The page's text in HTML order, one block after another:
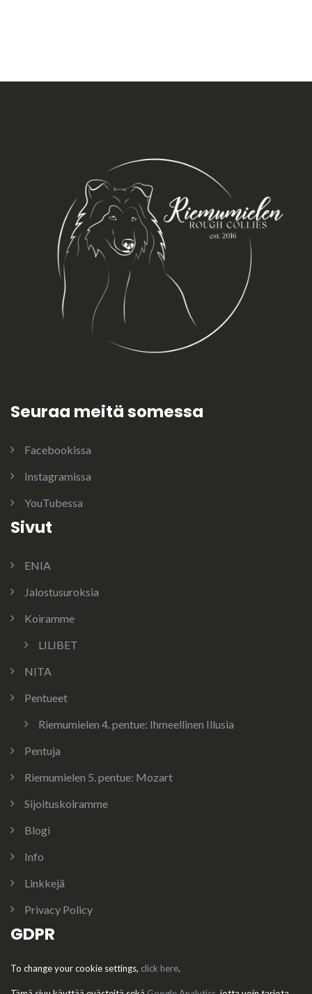
Seuraa meitä somessa
Facebookissa
Instagramissa
YouTubessa
Sivut
ENIA
Jalostusuroksia
Koiramme
LILIBET
NITA
Pentueet
Riemumielen 4. pentue: Ihmeellinen Illusia
Pentuja
Riemumielen 5. pentue: Mozart
Sijoituskoiramme
Blogi
Info
Linkkejä
Privacy Policy
GDPR
To change your cookie settings, click here.